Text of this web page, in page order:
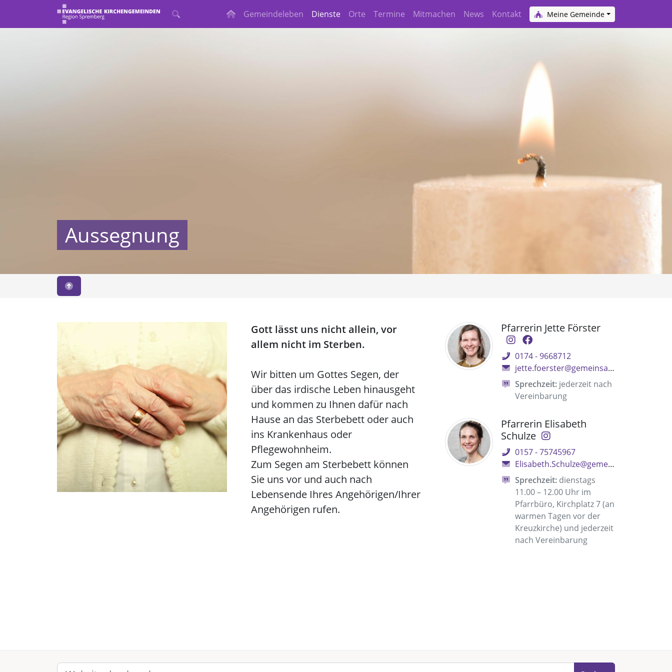
Gemeindeleben Dienste Orte Termine Mitmachen News Kontakt Meine Gemeinde
Aussegnung
Gott lässt uns nicht allein, vor
allem nicht im Sterben.
Wir bitten um Gottes Segen, der
über das irdische Leben hinausgeht
und kommen zu Ihnen dafür nach
Hause an das Sterbebett oder auch
ins Krankenhaus oder
Pflegewohnheim.
Zum Segen am Sterbebett können
Sie uns vor und auch nach
Lebensende Ihres Angehörigen/Ihrer
Angehörigen rufen.
Pfarrerin Jette Förster
0174 - 9668712
jette.foerster@gemeinsam.ekbo.de
Sprechzeit:jederzeit nach
Vereinbarung
Pfarrerin Elisabeth
Schulze
0157 - 75745967
Elisabeth.Schulze@gemeinsam.ekbo.de
Sprechzeit:dienstags
11.00 – 12.00 Uhr im
Pfarrbüro, Kirchplatz 7 (an
warmen Tagen vor der
Kreuzkirche) und jederzeit
nach Vereinbarung